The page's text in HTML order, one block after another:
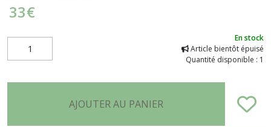
33€
En stock
Article bientôt épuisé
Quantité disponible : 1
AJOUTER AU PANIER